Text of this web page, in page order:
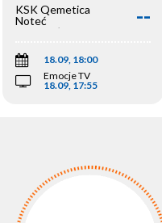
KSK Qemetica
Noteć
Inowrocław
--
18.09, 18:00
Emocje TV
18.09, 17:55